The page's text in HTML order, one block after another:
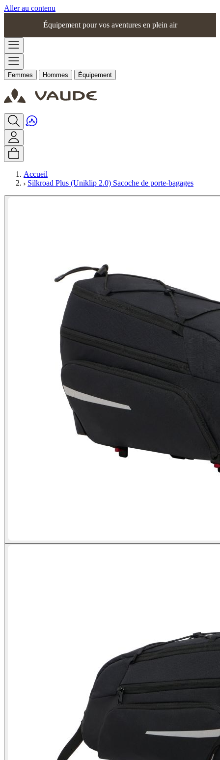
Aller au contenu
Équipement pour vos aventures en plein air
Femmes Hommes Équipement
Accueil
Silkroad Plus (Uniklip 2.0) Sacoche de porte-bagages